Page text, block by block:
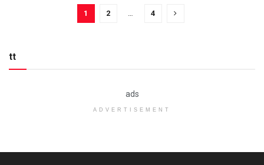
1 2 … 4
tt
ads
ADVERTISEMENT